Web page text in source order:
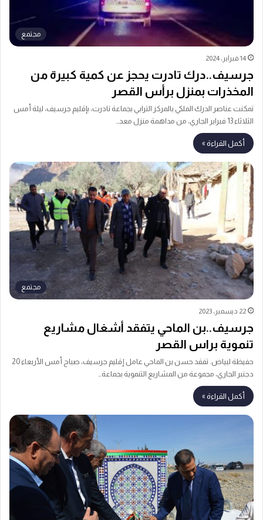
مجتمع
14 فبراير، 2024
جرسيف..درك تادرت يحجز عن كمية كبيرة من
المخذرات بمنزل برأس القصر
تمكنت عناصر الدرك الملكي بالمركز الترابي بجماعة تادرت، بإقليم جرسيف، ليلة أمس
الثلاثاء 13 فبراير الجاري، من مداهمة منزل معد…
أكمل القراءة »
مجتمع
22 ديسمبر، 2023
جرسيف..بن الماحي يتفقد أشغال مشاريع
تنموية براس القصر
حفيظة لبياض. تفقد حسن بن الماحي عامل إقليم جرسيف، صباح أمس الأربعاء 20
دجنبر الجاري، مجموعة من المشاريع التنموية بجماعة…
أكمل القراءة »